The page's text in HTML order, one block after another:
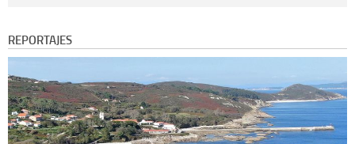
REPORTAJES